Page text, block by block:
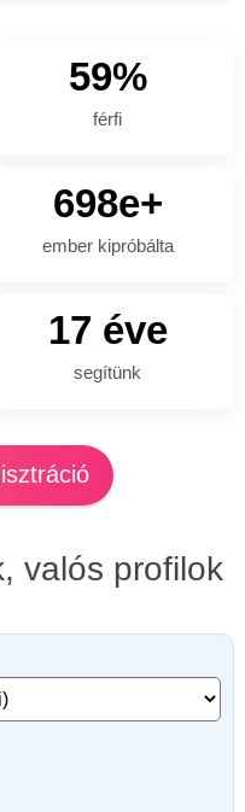
59%
férfi
698e+
ember kipróbálta
17 éve
segítünk
valós profilok